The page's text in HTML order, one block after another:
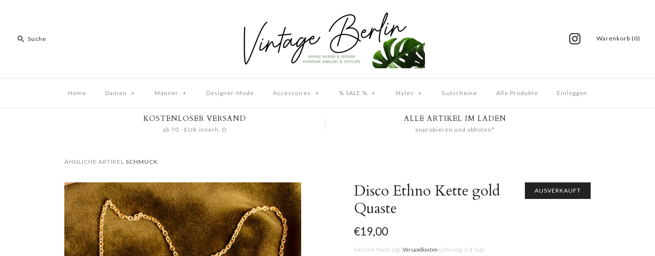
Warenkorb (0)
Home Damen + Männer + Designer-Mode Accessoires + % SALE % + Styles + Gutscheine Alle Produkte Einloggen
KOSTENLOSER VERSAND
ab 70,- EUR innerh. D
ALLE ARTIKEL IM LADEN
anprobieren und abholen*
ÄHNLICHE ARTIKEL SCHMUCK
AUSVERKAUFT
Disco Ethno Kette gold
Quaste
€19,00
Inklusive MwSt. zzgl. Versandkosten Lieferung: 2-4 Tage